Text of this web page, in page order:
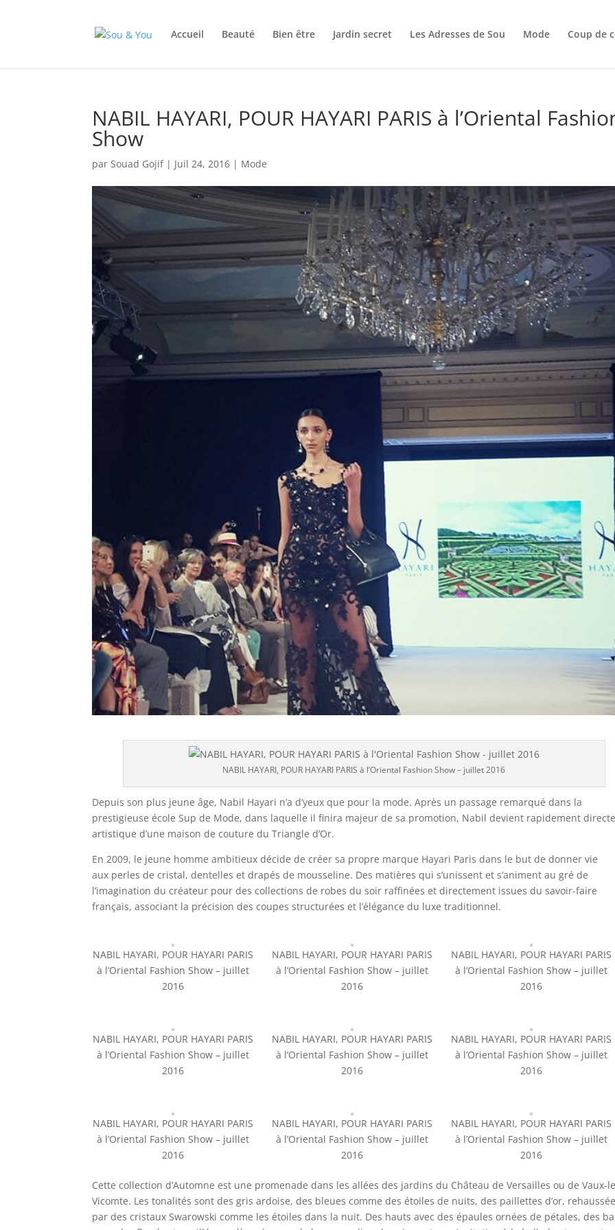
Accueil Beauté Bien être Jardin secret Les Adresses de Sou Mode Coup de
NABIL HAYARI, POUR HAYARI PARIS à l’Oriental
Show
parSouad Gojif| Juil 24, 2016 | Mode
NABIL HAYARI, POUR HAYARI PARIS à l’Oriental Fashion Show – juillet 2016
Depuis son plus jeune âge, Nabil Hayari n’a d’yeux que pour la mode. Après un passage remarqué dans la
prestigieuse école Sup de Mode, dans laquelle il finira majeur de sa promotion, Nabil devient rapidement
artistique d’une maison de couture du Triangle d’Or.
En 2009, le jeune homme ambitieux décide de créer sa propre marque Hayari Paris dans le but de donner vie
aux perles de cristal, dentelles et drapés de mousseline. Des matières qui s’unissent et s’animent au gré de
l’imagination du créateur pour des collections de robes du soir raffinées et directement issues du savoir-faire
français, associant la précision des coupes structurées et l’élégance du luxe traditionnel.
NABIL HAYARI, POUR HAYARI PARIS
à l’Oriental Fashion Show – juillet
2016
NABIL HAYARI, POUR HAYARI PARIS
à l’Oriental Fashion Show – juillet
2016
NABIL HAYARI, POUR HAYARI PARIS
à l’Oriental Fashion Show – juillet
2016
NABIL HAYARI, POUR HAYARI PARIS
à l’Oriental Fashion Show – juillet
2016
NABIL HAYARI, POUR HAYARI PARIS
à l’Oriental Fashion Show – juillet
2016
NABIL HAYARI, POUR HAYARI PARIS
à l’Oriental Fashion Show – juillet
2016
NABIL HAYARI, POUR HAYARI PARIS
à l’Oriental Fashion Show – juillet
2016
NABIL HAYARI, POUR HAYARI PARIS
à l’Oriental Fashion Show – juillet
2016
NABIL HAYARI, POUR HAYARI PARIS
à l’Oriental Fashion Show – juillet
2016
Cette collection d’Automne est une promenade dans les allées des jardins du Château de Versailles ou de Vaux-
Vicomte. Les tonalités sont des gris ardoise, des bleues comme des étoiles de nuits, des paillettes d’or,
par des cristaux Swarowski comme les étoiles dans la nuit. Des hauts avec des épaules ornées de pétales, des